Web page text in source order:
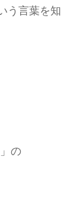
う言葉を知
の